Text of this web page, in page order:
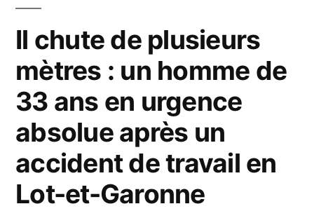
Il chute de plusieurs
mètres : un homme de
33 ans en urgence
absolue après un
accident de travail en
Lot-et-Garonne